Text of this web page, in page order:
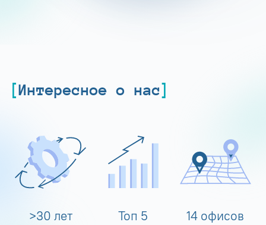
Интересное о нас
>30 лет Топ 5 14 офисов